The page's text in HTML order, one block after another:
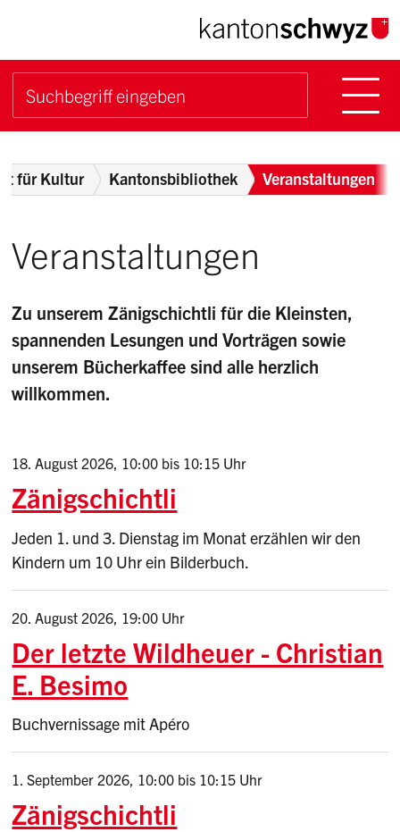
Navigieren im Kanton
Schnellnavigation
Suchbegriff
Breadcrumb
für Kultur Kantonsbibliothek Veranstaltungen
Veranstaltungen
Zu unserem Zänigschichtli für die Kleinsten,
spannenden Lesungen und Vorträgen sowie
unserem Bücherkaffee sind alle herzlich
willkommen.
Zänigschichtli
18. August 2026, 10:00 bis 10:15 Uhr
Jeden 1. und 3. Dienstag im Monat erzählen wir den
Kindern um 10 Uhr ein Bilderbuch.
Der letzte Wildheuer - Christian
E. Besimo
20. August 2026 19:00 Uhr
Buchvernissage mit Apéro
Zänigschichtli
1. September 2026, 10:00 bis 10:15 Uhr